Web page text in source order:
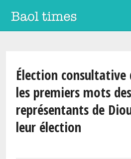
Aller
Élection consultative
les premiers mots
représentants de
leur élection